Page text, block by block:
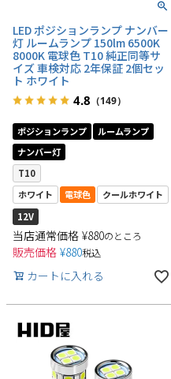
LED ポジションランプ ナンバー
灯 ルームランプ 150lm 6500K
8000K 電球色 T10 純正同等サ
イズ 車検対応 2年保証 2個セッ
ト ホワイト
4.8 （149）
ポジションランプ
ルームランプ
ナンバー灯
T10
ホワイト
電球色
クールホワイト
12V
当店通常価格 ¥880のところ
販売価格 ¥880税込
カートに入れる